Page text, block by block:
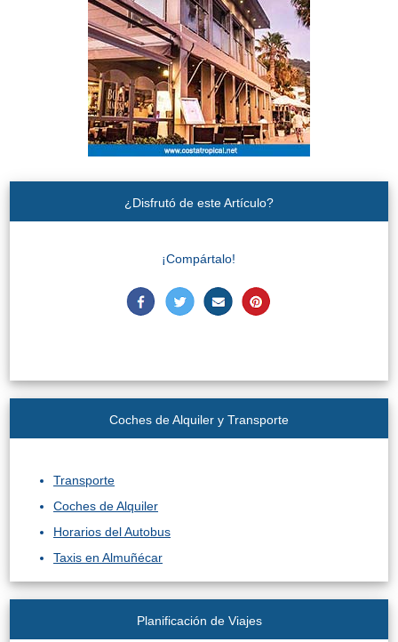
¿Disfrutó de este Artículo?
¡Compártalo!
Coches de Alquiler y Transporte
Transporte
Coches de Alquiler
Horarios del Autobus
Taxis en Almuñécar
Planificación de Viajes